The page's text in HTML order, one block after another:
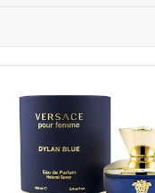
vegan a paraben